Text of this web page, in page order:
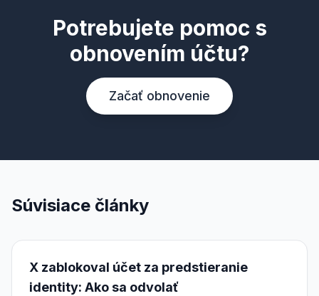
Potrebujete pomoc s
obnovením účtu?
Začať obnovenie
Súvisiace články
X zablokoval účet za predstieranie
identity: Ako sa odvolať